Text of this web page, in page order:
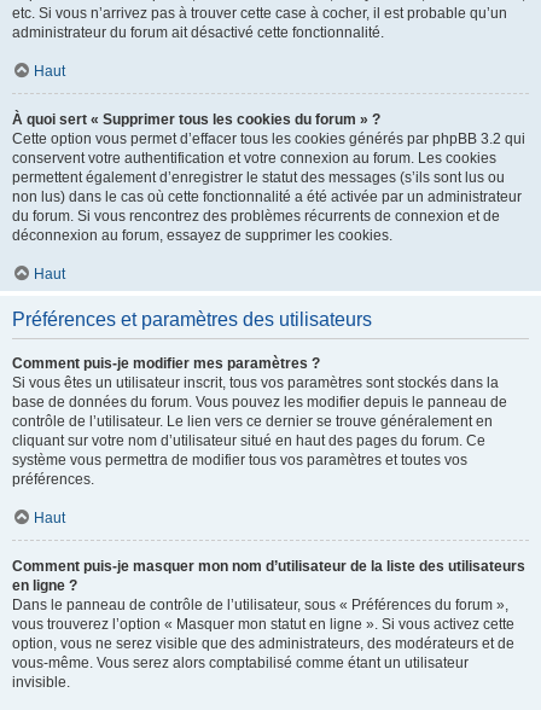
etc. Si vous n’arrivez pas à trouver cette case à cocher, il est probable qu’un
administrateur du forum ait désactivé cette fonctionnalité.
Haut
À quoi sert « Supprimer tous les cookies du forum » ?
Cette option vous permet d’effacer tous les cookies générés par phpBB 3.2 qui
conservent votre authentification et votre connexion au forum. Les cookies
permettent également d’enregistrer le statut des messages (s’ils sont lus ou
non lus) dans le cas où cette fonctionnalité a été activée par un administrateur
du forum. Si vous rencontrez des problèmes récurrents de connexion et de
déconnexion au forum, essayez de supprimer les cookies.
Haut
Préférences et paramètres des utilisateurs
Comment puis-je modifier mes paramètres ?
Si vous êtes un utilisateur inscrit, tous vos paramètres sont stockés dans la
base de données du forum. Vous pouvez les modifier depuis le panneau de
contrôle de l’utilisateur. Le lien vers ce dernier se trouve généralement en
cliquant sur votre nom d’utilisateur situé en haut des pages du forum. Ce
système vous permettra de modifier tous vos paramètres et toutes vos
préférences.
Haut
Comment puis-je masquer mon nom d’utilisateur de la liste des utilisateurs
en ligne ?
Dans le panneau de contrôle de l’utilisateur, sous « Préférences du forum »,
vous trouverez l’option « Masquer mon statut en ligne ». Si vous activez cette
option, vous ne serez visible que des administrateurs, des modérateurs et de
vous-même. Vous serez alors comptabilisé comme étant un utilisateur
invisible.